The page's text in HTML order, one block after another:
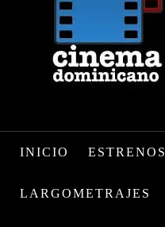
INICIO ESTRENOS
LARGOMETRAJES